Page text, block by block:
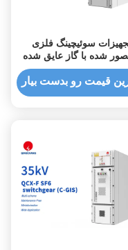
سوئیچینگ فلزی
شده با گاز عایق شده
سازگار با محیط زیست 35 کیلو
ولت C-GIS
قیمت رو بدست بیار